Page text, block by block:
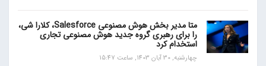
متا مدیر بخش هوش مصنوعی Salesforce، کلارا شی،
را برای رهبری گروه جدید هوش مصنوعی تجاری
استخدام کرد
چهارشنبه, 30 آبان 1403, ساعت 15:47